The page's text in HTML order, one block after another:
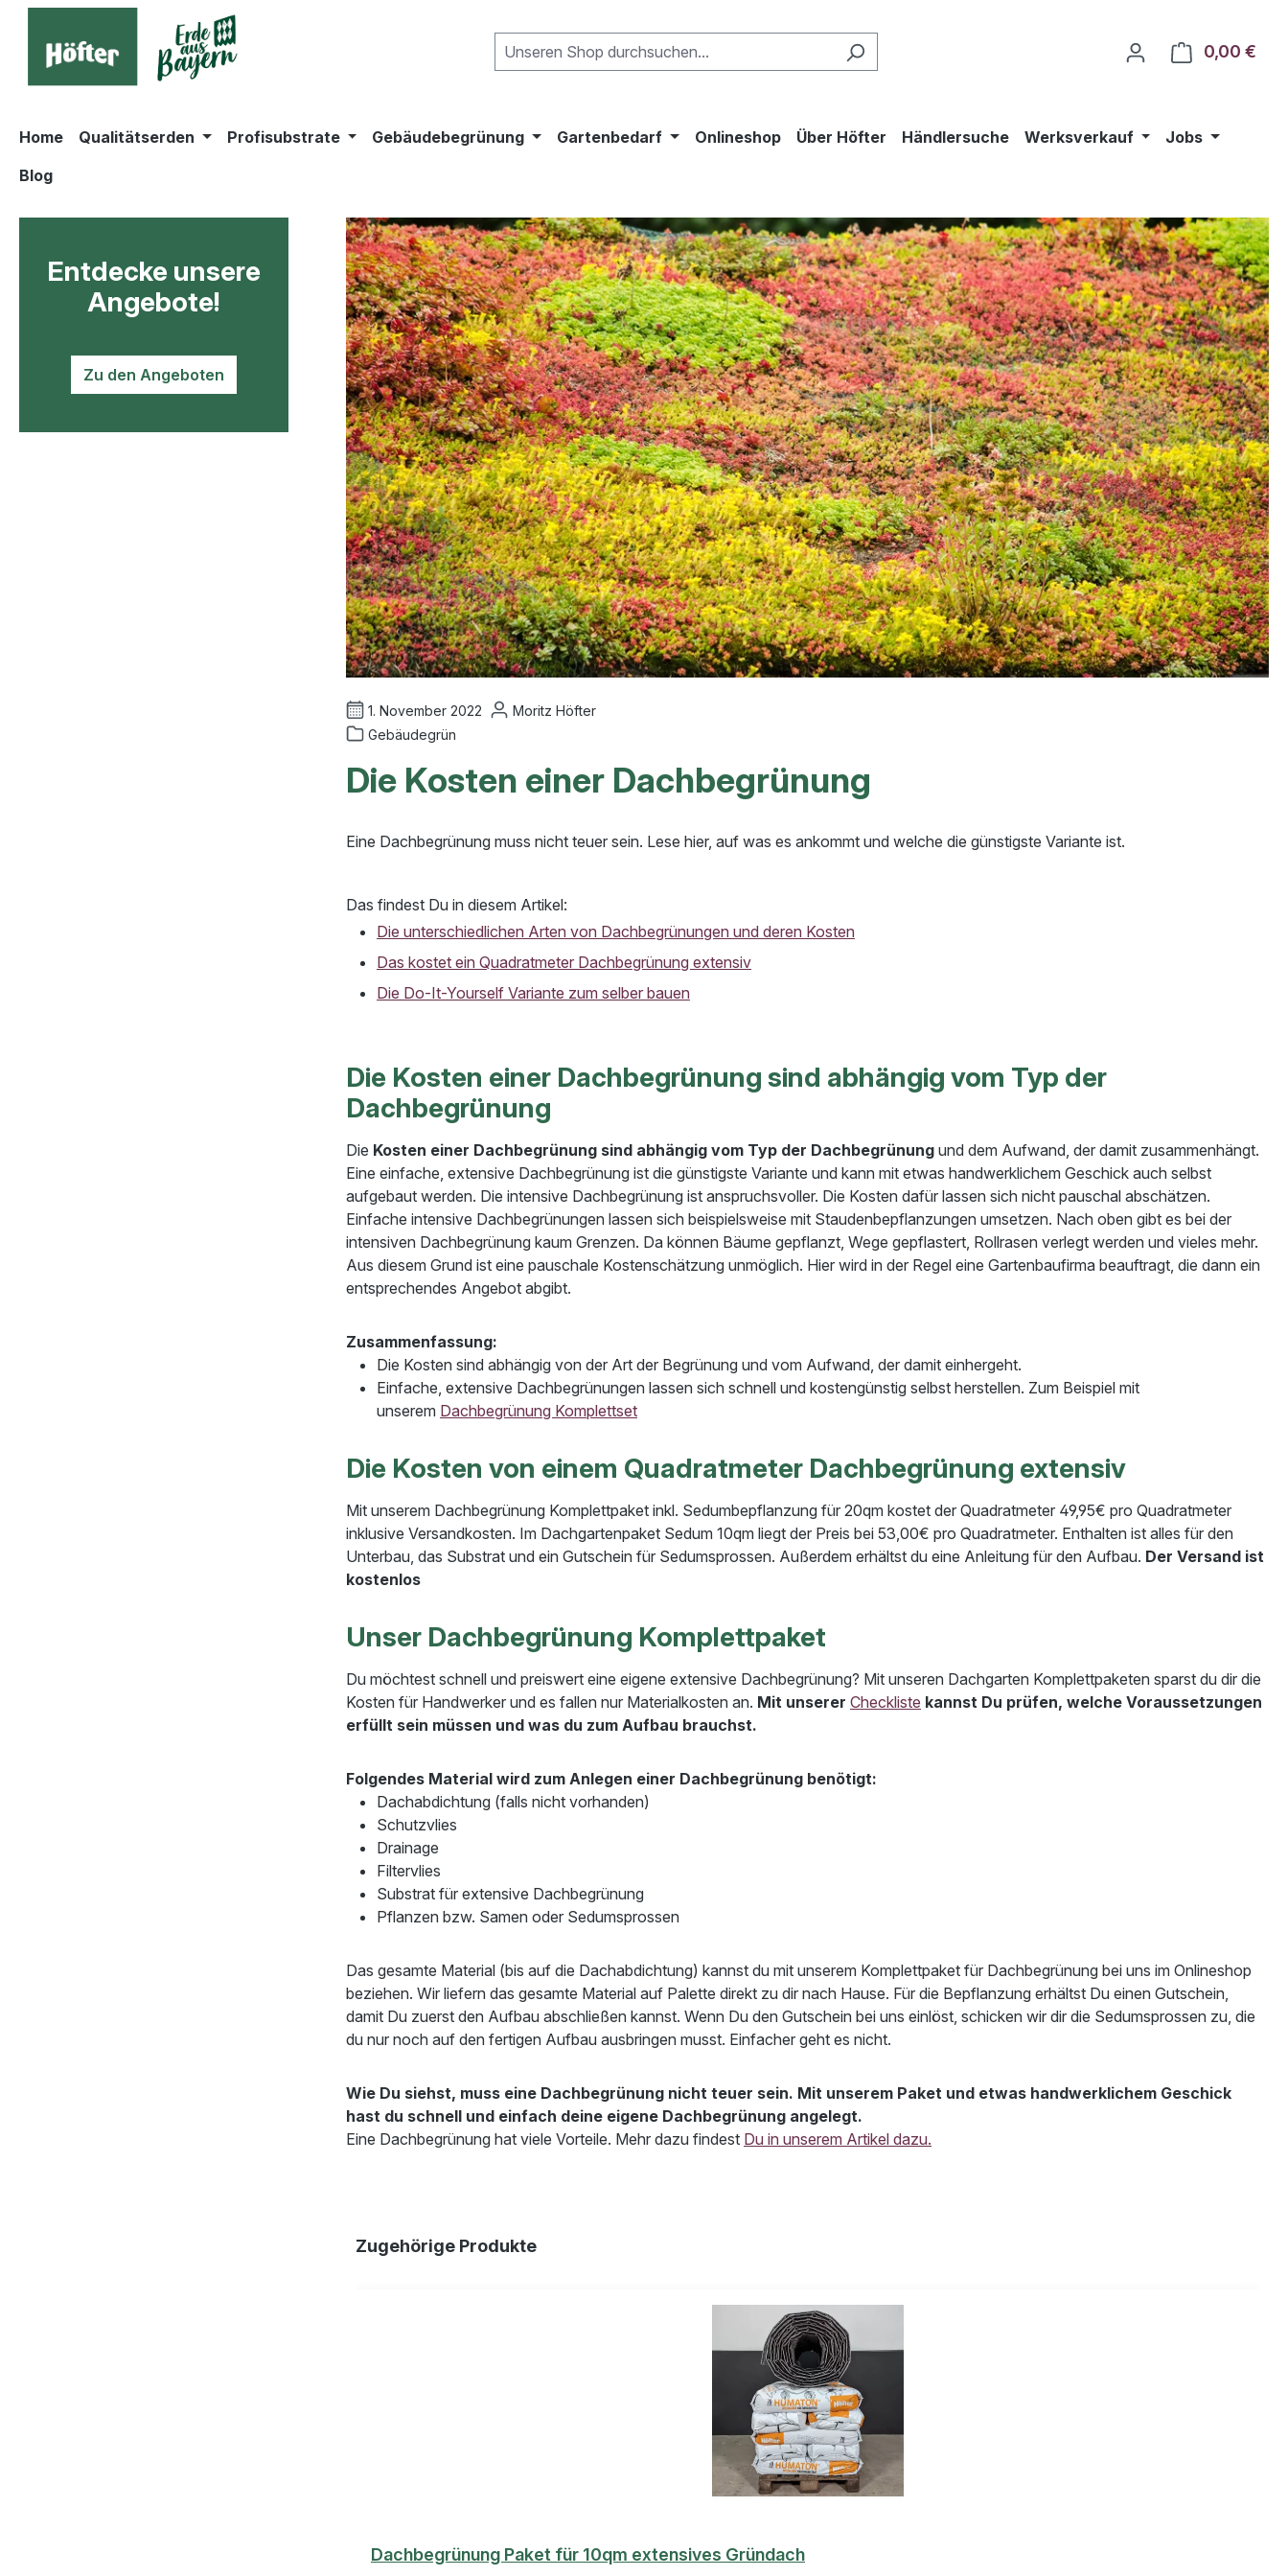
Zur Hauptnavigation springen
0,00 €
Home Qualitätserden Profisubstrate Gebäudebegrünung Gartenbedarf Onlineshop Über Höfter Händlersuche Werksverkauf
Jobs
Blog
Entdecke unsere
Angebote!
Zu den Angeboten
1. November 2022
Moritz Höfter
Gebäudegrün
Die Kosten einer Dachbegrünung
Eine Dachbegrünung muss nicht teuer sein. Lese hier, auf was es ankommt und welche die günstigste Variante ist.
Das findest Du in diesem Artikel:
Die unterschiedlichen Arten von Dachbegrünungen und deren Kosten
Das kostet ein Quadratmeter Dachbegrünung extensiv
Die Do-It-Yourself Variante zum selber bauen
Die Kosten einer Dachbegrünung sind abhängig vom Typ der
Dachbegrünung
Die Kosten einer Dachbegrünung sind abhängig vom Typ der Dachbegrünung und dem Aufwand, der damit zusammenhängt.
Eine einfache, extensive Dachbegrünung ist die günstigste Variante und kann mit etwas handwerklichem Geschick auch selbst
aufgebaut werden. Die intensive Dachbegrünung ist anspruchsvoller. Die Kosten dafür lassen sich nicht pauschal abschätzen.
Einfache intensive Dachbegrünungen lassen sich beispielsweise mit Staudenbepflanzungen umsetzen. Nach oben gibt es bei der
intensiven Dachbegrünung kaum Grenzen. Da können Bäume gepflanzt, Wege gepflastert, Rollrasen verlegt werden und vieles mehr.
Aus diesem Grund ist eine pauschale Kostenschätzung unmöglich. Hier wird in der Regel eine Gartenbaufirma beauftragt, die dann ein
entsprechendes Angebot abgibt.
Zusammenfassung:
Die Kosten sind abhängig von der Art der Begrünung und vom Aufwand, der damit einhergeht.
Einfache, extensive Dachbegrünungen lassen sich schnell und kostengünstig selbst herstellen. Zum Beispiel mit
unserem Dachbegrünung Komplettset
Die Kosten von einem Quadratmeter Dachbegrünung extensiv
Mit unserem Dachbegrünung Komplettpaket inkl. Sedumbepflanzung für 20qm kostet der Quadratmeter 49,95€ pro Quadratmeter
inklusive Versandkosten. Im Dachgartenpaket Sedum 10qm liegt der Preis bei 53,00€ pro Quadratmeter. Enthalten ist alles für den
Unterbau, das Substrat und ein Gutschein für Sedumsprossen. Außerdem erhältst du eine Anleitung für den Aufbau. Der Versand ist
kostenlos
Unser Dachbegrünung Komplettpaket
Du möchtest schnell und preiswert eine eigene extensive Dachbegrünung? Mit unseren Dachgarten Komplettpaketen sparst du dir die
Kosten für Handwerker und es fallen nur Materialkosten an. Mit unserer Checkliste kannst Du prüfen, welche Voraussetzungen
erfüllt sein müssen und was du zum Aufbau brauchst.
Folgendes Material wird zum Anlegen einer Dachbegrünung benötigt:
Dachabdichtung (falls nicht vorhanden)
Schutzvlies
Drainage
Filtervlies
Substrat für extensive Dachbegrünung
Pflanzen bzw. Samen oder Sedumsprossen
Das gesamte Material (bis auf die Dachabdichtung) kannst du mit unserem Komplettpaket für Dachbegrünung bei uns im Onlineshop
beziehen. Wir liefern das gesamte Material auf Palette direkt zu dir nach Hause. Für die Bepflanzung erhältst Du einen Gutschein,
damit Du zuerst den Aufbau abschließen kannst. Wenn Du den Gutschein bei uns einlöst, schicken wir dir die Sedumsprossen zu, die
du nur noch auf den fertigen Aufbau ausbringen musst. Einfacher geht es nicht.
Wie Du siehst, muss eine Dachbegrünung nicht teuer sein. Mit unserem Paket und etwas handwerklichem Geschick
hast du schnell und einfach deine eigene Dachbegrünung angelegt.
Eine Dachbegrünung hat viele Vorteile. Mehr dazu findest Du in unserem Artikel dazu.
Produktgalerie überspringen
Zugehörige Produkte
Dachbegrünung Paket für 10qm extensives Gründach